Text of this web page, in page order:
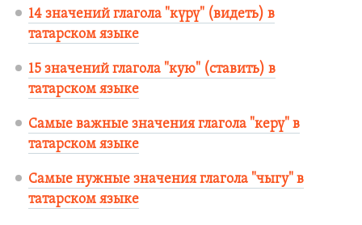
14 значений глагола "күрү" (видеть) в
татарском языке
15 значений глагола "кую" (ставить) в
татарском языке
Самые важные значения глагола "керү" в
татарском языке
Самые нужные значения глагола "чыгу" в
татарском языке